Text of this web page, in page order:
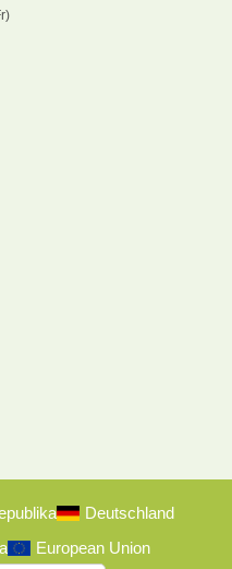
Deutschland
European Union